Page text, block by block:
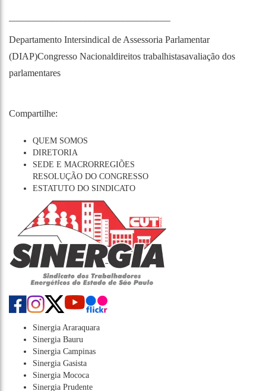
Departamento Intersindical de Assessoria Parlamentar
(DIAP)Congresso Nacionaldireitos trabalhistasavaliação dos
parlamentares
Compartilhe:
QUEM SOMOS
DIRETORIA
SEDE E MACRORREGIÕES
RESOLUÇÃO DO CONGRESSO
ESTATUTO DO SINDICATO
Sinergia Araraquara
Sinergia Bauru
Sinergia Campinas
Sinergia Gasista
Sinergia Mococa
Sinergia Prudente